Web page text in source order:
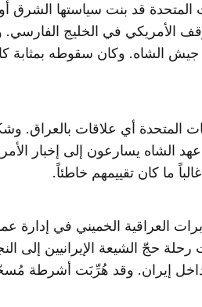
المتحدة قد بنت سياستها الشرق
الأمريكي في الخليج الفارسي.
جيش الشاه. وكان سقوطه بمثابة
المتحدة أي علاقات بالعراق.
عهد الشاه يسارعون إلى إخبار
ما كان تقييمهم خاطئاً.
العراقية الخميني في
حجّ الشيعة الإيرانيين إلى
إيران. وقد هُرِّبَت أشرطة